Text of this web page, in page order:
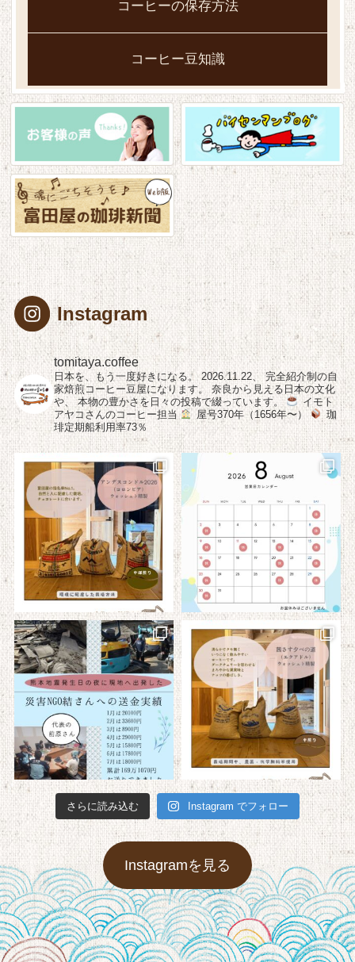
コーヒーの保存方法
コーヒー豆知識
Instagram
tomitaya.coffee
日本を、もう一度好きになる。2026.11.22、 完全紹介制の自
家焙煎コーヒー豆屋になります。
奈良から見える日本の文化
や、 本物の豊かさを日々の投稿で綴っています。
イモト
アヤコさんのコーヒー担当
屋号370年（1656年〜）
珈
琲定期船利用率73％
さらに読み込む Instagram でフォロー
Instagramを見る